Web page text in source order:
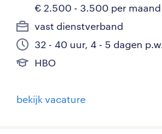
€ 2.500 - 3.500 per maand
vast dienstverband
32 - 40 uur, 4 - 5 dagen p.w.
HBO
bekijk vacature